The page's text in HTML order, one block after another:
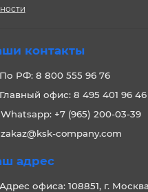
контакты
По РФ: 8 800 555 96 76
Главный офис: 8 495 401 96 46
Whatsapp: +7 (965) 200-03-39
zakaz@ksk-company.com
адрес
Адрес офиса: 108851, г.